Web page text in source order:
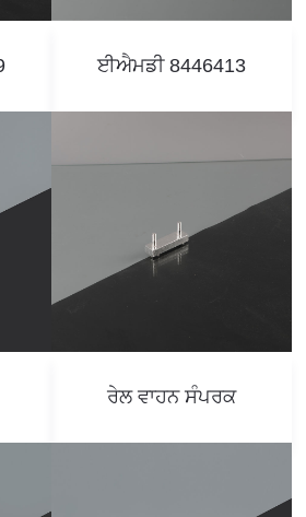
ਈਐਮਡੀ 8446413
ਰੇਲ ਵਾਹਨ ਸੰਪਰਕ